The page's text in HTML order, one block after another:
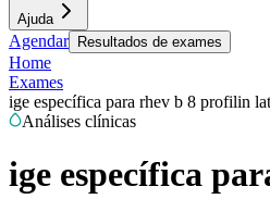
Ajuda
Agendar Resultados de exames
Home
Exames
ige específica para rhev b 8 profilin
Análises clínicas
ige específica